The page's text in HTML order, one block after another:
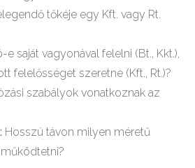
tőkéje egy Kft. vagy Rt.
e saját vagyonával felelni (Bt., Kkt.),
felelősséget szeretne (Kft., Rt.)?
szabályok vonatkoznak az
Hosszú távon milyen méretű